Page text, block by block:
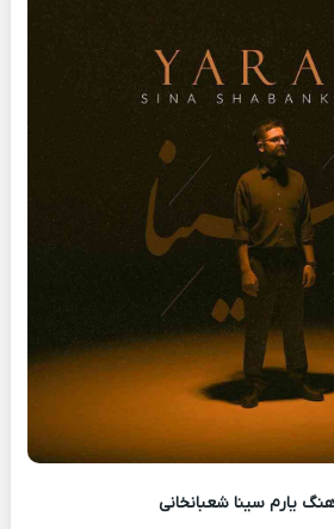
یارم سینا شعبانخانی